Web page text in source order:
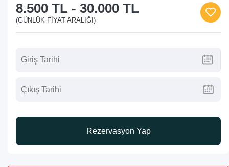
8.500 TL - 30.000 TL
(GÜNLÜK FIYAT ARALIĞI)
Rezervasyon Yap